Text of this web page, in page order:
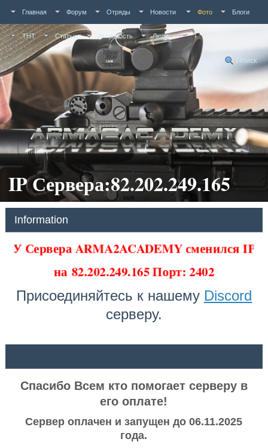
Главная Форум Отряды Новости Фото Блоги
ТНТ Статьи Активность Люди
Поиск
IP Сервера:82.202.249.165
Information
У Сервера ARMA2ACADEMY сменился IP
на82.202.249.165 Порт: 2402
Присоединяйтесь к нашему Discord
серверу.
Спасибо Всем кто помогает серверу в
его оплате!
Сервер оплачен и запущен до 06.11.2025
года.